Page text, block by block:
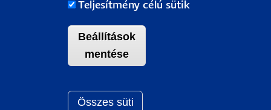
Teljesítmény célú sütik
Beállítások
mentése
Összes süti